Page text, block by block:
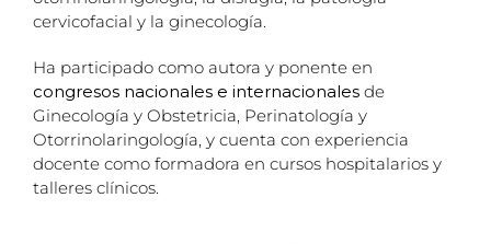
cervicofacial y la ginecología.
Ha participado como autora y ponente en
congresos nacionales e internacionalesde
Ginecología y Obstetricia, Perinatología y
Otorrinolaringología, y cuenta con experiencia
docente como formadora en cursos hospitalarios y
talleres clínicos.